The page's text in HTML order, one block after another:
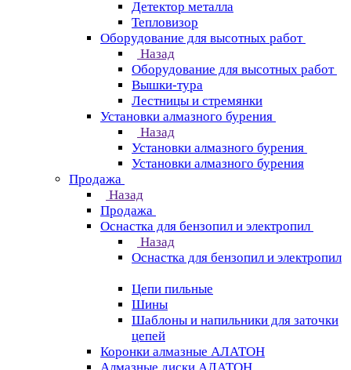
Детектор металла
Тепловизор
Оборудование для высотных работ
Назад
Оборудование для высотных работ
Вышки-тура
Лестницы и стремянки
Установки алмазного бурения
Назад
Установки алмазного бурения
Установки алмазного бурения
Продажа
Назад
Продажа
Оснастка для бензопил и электропил
Назад
Оснастка для бензопил и электропил
Цепи пильные
Шины
Шаблоны и напильники для заточки
цепей
Коронки алмазные АЛАТОН